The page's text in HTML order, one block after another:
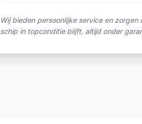
Wij bieden persoonlijke service en zorgen
schip in topconditie blijft, altijd onder